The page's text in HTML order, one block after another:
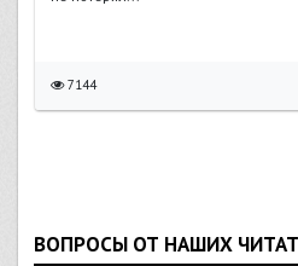
7144
ВОПРОСЫ ОТ НАШИХ